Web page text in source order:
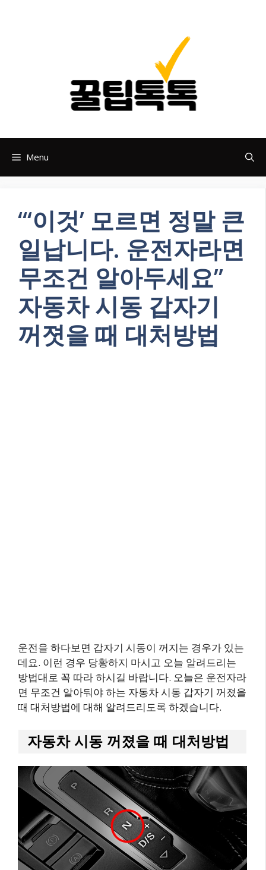
Menu
“‘이것’ 모르면 정말 큰
일납니다. 운전자라면
무조건 알아두세요”
자동차 시동 갑자기
꺼졋을 때 대처방법
운전을 하다보면 갑자기 시동이 꺼지는 경우가 있는
데요. 이런 경우 당황하지 마시고 오늘 알려드리는
방법대로 꼭 따라 하시길 바랍니다. 오늘은 운전자라
면 무조건 알아둬야 하는 자동차 시동 갑자기 꺼졌을
때 대처방법에 대해 알려드리도록 하겠습니다.
자동차 시동 꺼졌을 때 대처방법